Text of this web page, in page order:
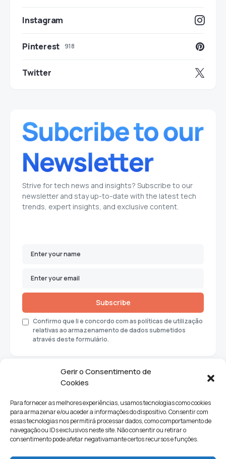
Gerir o Consentimento de
Cookies
Para fornecer as melhores experiências, usamos tecnologias como cookies
para armazenar e/ou aceder a informações do dispositivo. Consentir com
essas tecnologias nos permitirá processar dados, como comportamento de
navegação ou IDs exclusivos neste site. Não consentir ou retirar o
consentimento pode afetar negativamante certos recursos e funções.
Instagram
Pinterest 918
Twitter
Strive for tech news and insights? Subscribe to our
newsletter and stay up-to-date with the latest tech
trends, expert insights, and exclusive content.
Subscribe
Confirmo que li e concordo com as políticas de utilização
relativas ao armazenamento de dados submetidos
através deste formulário.